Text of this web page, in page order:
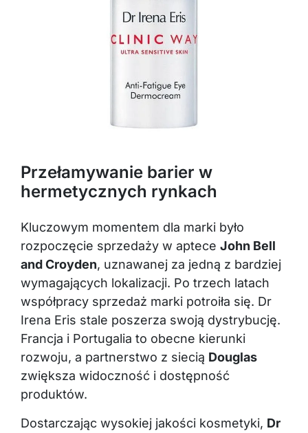
Przełamywanie barier w
hermetycznych rynkach
Kluczowym momentem dla marki było
rozpoczęcie sprzedaży w aptece John Bell
and Croyden, uznawanej za jedną z bardziej
wymagających lokalizacji. Po trzech latach
współpracy sprzedaż marki potroiła się. Dr
Irena Eris stale poszerza swoją dystrybucję.
Francja i Portugalia to obecne kierunki
rozwoju, a partnerstwo z siecią Douglas
zwiększa widoczność i dostępność
produktów.
Dostarczając wysokiej jakości kosmetyki, Dr